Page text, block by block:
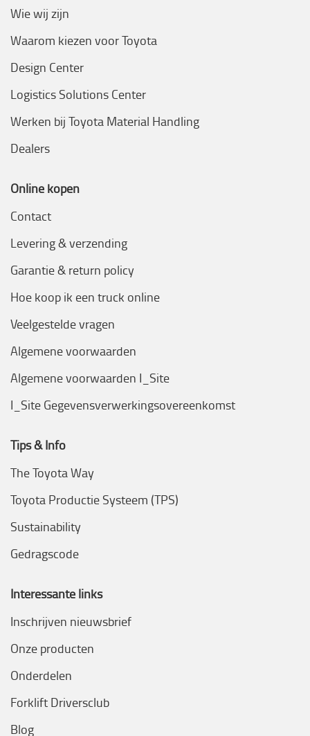
Wie wij zijn
Waarom kiezen voor Toyota
Design Center
Logistics Solutions Center
Werken bij Toyota Material Handling
Dealers
Online kopen
Contact
Levering & verzending
Garantie & return policy
Hoe koop ik een truck online
Veelgestelde vragen
Algemene voorwaarden
Algemene voorwaarden I_Site
I_Site Gegevensverwerkingsovereenkomst
Tips & Info
The Toyota Way
Toyota Productie Systeem (TPS)
Sustainability
Gedragscode
Interessante links
Inschrijven nieuwsbrief
Onze producten
Onderdelen
Forklift Driversclub
Blog